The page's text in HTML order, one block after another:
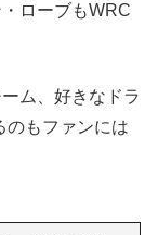
ローブもWRC
ム、好きなドラ
のもファンには